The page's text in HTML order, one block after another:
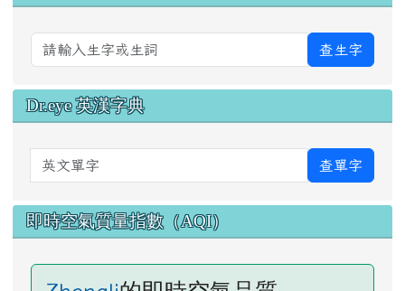
查生字
Dr.eye 英漢字典
英文單字 查單字
即時空氣質量指數（AQI）